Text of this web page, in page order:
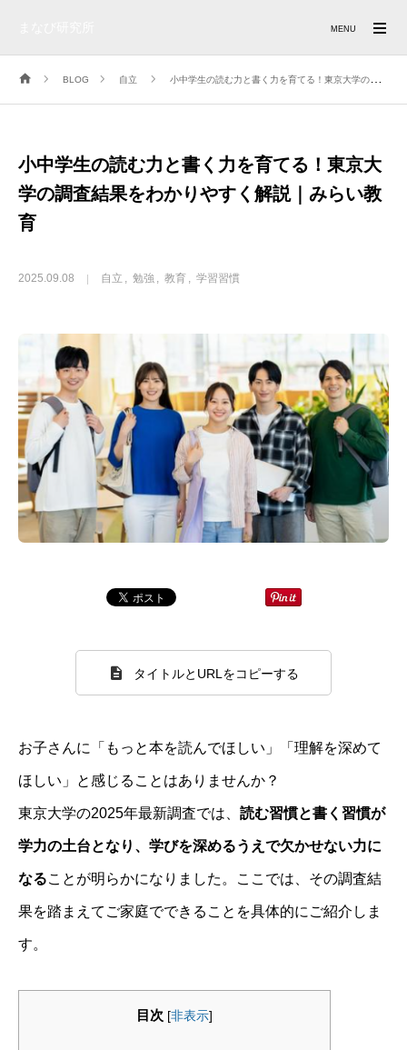
BLOG 自立 小中学生の読む力と書く力を育てる！東京大学の調査結果をわかりやすく解説｜みらい教育
小中学生の読む力と書く力を育てる！東京大
学の調査結果をわかりやすく解説｜みらい教
育
2025.09.08 自立 勉強 教育 学習習慣
タイトルとURLをコピーする
お子さんに「もっと本を読んでほしい」「理解を深めて
ほしい」と感じることはありませんか？
東京大学の2025年最新調査では、 読む習慣と書く習慣が
学力の土台となり、学びを深めるうえで欠かせない力に
なることが明らかになりました。ここでは、その調査結
果を踏まえてご家庭でできることを具体的にご紹介しま
す。
目次 [非表示]
MENU